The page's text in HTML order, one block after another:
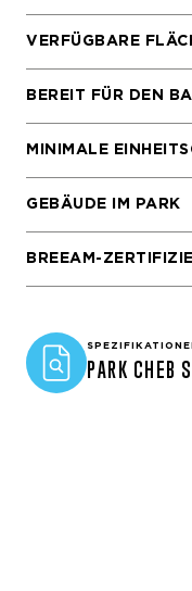
VERFÜGBARE
BEREIT FÜR DEN
MINIMALE
GEBÄUDE IM PARK
BREEAM-
PARK CHEB